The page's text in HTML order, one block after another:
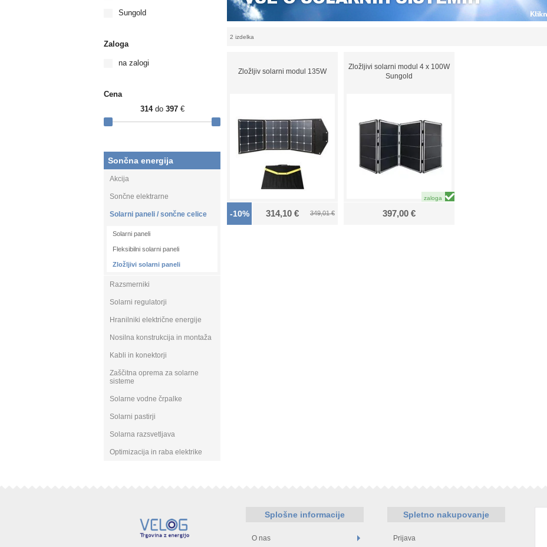
Sungold
Zaloga
na zalogi
Cena
314do 397€
Sončna energija
Akcija
Sončne elektrarne
Solarni paneli / sončne celice
Solarni paneli
Fleksibilni solarni paneli
Zložljivi solarni paneli
Razsmerniki
Solarni regulatorji
Hranilniki električne energije
Nosilna konstrukcija in montaža
Kabli in konektorji
Zaščitna oprema za solarne
sisteme
Solarne vodne črpalke
Solarni pastirji
Solarna razsvetljava
Optimizacija in raba elektrike
2 izdelka
-10%
Zložljiv solarni modul 135W
349,01 €
314,10 €
Zložljivi solarni modul 4 x 100W
Sungold
397,00 €
Splošne informacije
O nas
Spletno nakupovanje
Prijava